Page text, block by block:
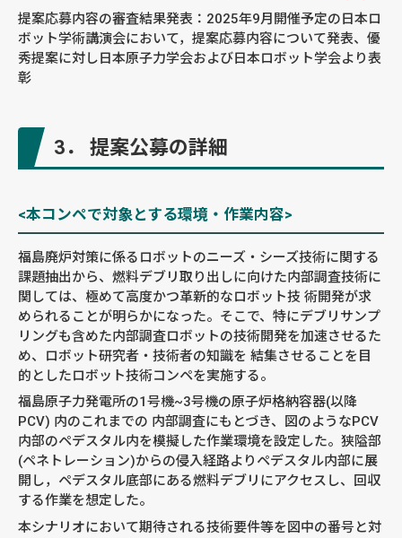
提案応募内容の審査結果発表：2025年9月開催予定の日本ロ
ボット学術講演会において，提案応募内容について発表、優
秀提案に対し日本原子力学会および日本ロボット学会より表
彰
3． 提案公募の詳細
<本コンペで対象とする環境・作業内容>
福島廃炉対策に係るロボットのニーズ・シーズ技術に関する
課題抽出から、燃料デブリ取り出しに向けた内部調査技術に
関しては、極めて高度かつ革新的なロボット技 術開発が求
められることが明らかになった。そこで、特にデブリサンプ
リングも含めた内部調査ロボットの技術開発を加速させるた
め、ロボット研究者・技術者の知識を 結集させることを目
的としたロボット技術コンペを実施する。
福島原子力発電所の1号機~3号機の原子炉格納容器(以降
PCV) 内のこれまでの 内部調査にもとづき、図のようなPCV
内部のペデスタル内を模擬した作業環境を設定した。狭隘部
(ペネトレーション)からの侵入経路よりペデスタル内部に展
開し，ペデスタル底部にある燃料デブリにアクセスし、回収
する作業を想定した。
本シナリオにおいて期待される技術要件等を図中の番号と対